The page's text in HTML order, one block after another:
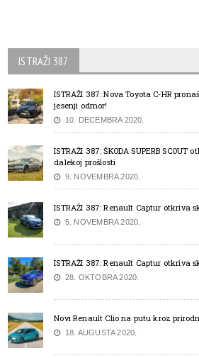
ISTRAŽI 387
ISTRAŽI 387: Nova Toyota C-HR
jesenji odmor!
10. DECEMBRA 2020.
ISTRAŽI 387: ŠKODA SUPERB
dalekoj prošlosti
9. NOVEMBRA 2020.
ISTRAŽI 387: Renault Captur otkriva
5. NOVEMBRA 2020.
ISTRAŽI 387: Renault Captur otkriva
28. OKTOBRA 2020.
Novi Renault Clio na putu kroz
18. AUGUSTA 2020.